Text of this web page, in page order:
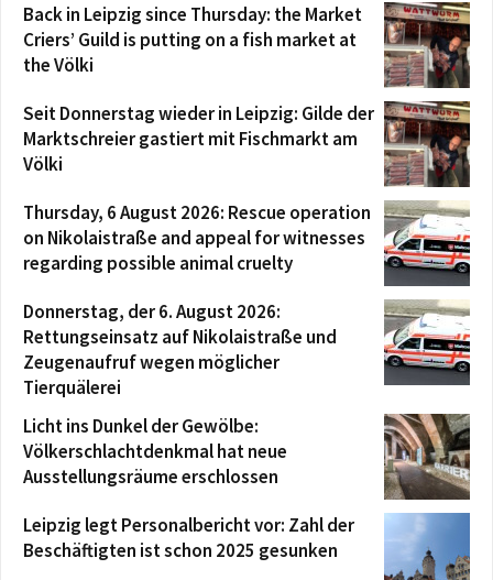
Back in Leipzig since Thursday: the Market
Criers’ Guild is putting on a fish market at
the Völki
Seit Donnerstag wieder in Leipzig: Gilde der
Marktschreier gastiert mit Fischmarkt am
Völki
Thursday, 6 August 2026: Rescue operation
on Nikolaistraße and appeal for witnesses
regarding possible animal cruelty
Donnerstag, der 6. August 2026:
Rettungseinsatz auf Nikolaistraße und
Zeugenaufruf wegen möglicher
Tierquälerei
Licht ins Dunkel der Gewölbe:
Völkerschlachtdenkmal hat neue
Ausstellungsräume erschlossen
Leipzig legt Personalbericht vor: Zahl der
Beschäftigten ist schon 2025 gesunken